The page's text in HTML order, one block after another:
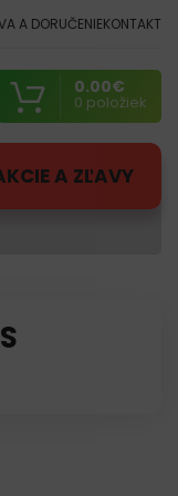
A DORUČENIEKONTAKT
0 položiek
0.00€
A ZĽAVY